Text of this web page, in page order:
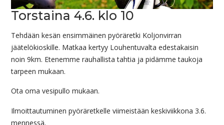
Torstaina 4.6. klo 10
Tehdään kesän ensimmäinen pyöräretki Koljonvirran
jäätelökioskille. Matkaa kertyy Louhentuvalta edestakaisin
noin 9km. Etenemme rauhallista tahtia ja pidämme taukoja
tarpeen mukaan.
Ota oma vesipullo mukaan.
Ilmoittautuminen pyöräretkelle viimeistään keskiviikkona 3.6.
mennessä.